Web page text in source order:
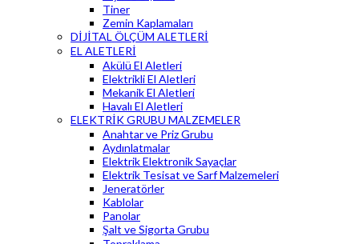
Tiner
Zemin Kaplamaları
DİJİTAL ÖLÇÜM ALETLERİ
EL ALETLERİ
Akülü El Aletleri
Elektrikli El Aletleri
Mekanik El Aletleri
Havalı El Aletleri
ELEKTRİK GRUBU MALZEMELER
Anahtar ve Priz Grubu
Aydınlatmalar
Elektrik Elektronik Sayaçlar
Elektrik Tesisat ve Sarf Malzemeleri
Jeneratörler
Kablolar
Panolar
Şalt ve Sigorta Grubu